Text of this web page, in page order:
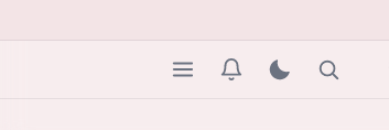
بحث المظهرالتنبيهاتالقائمة